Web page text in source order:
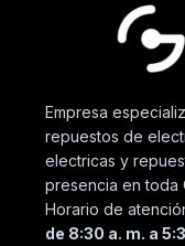
Empresa
repuestos de
electricas y
presencia en toda
Horario de
de 8:30 a. m. a